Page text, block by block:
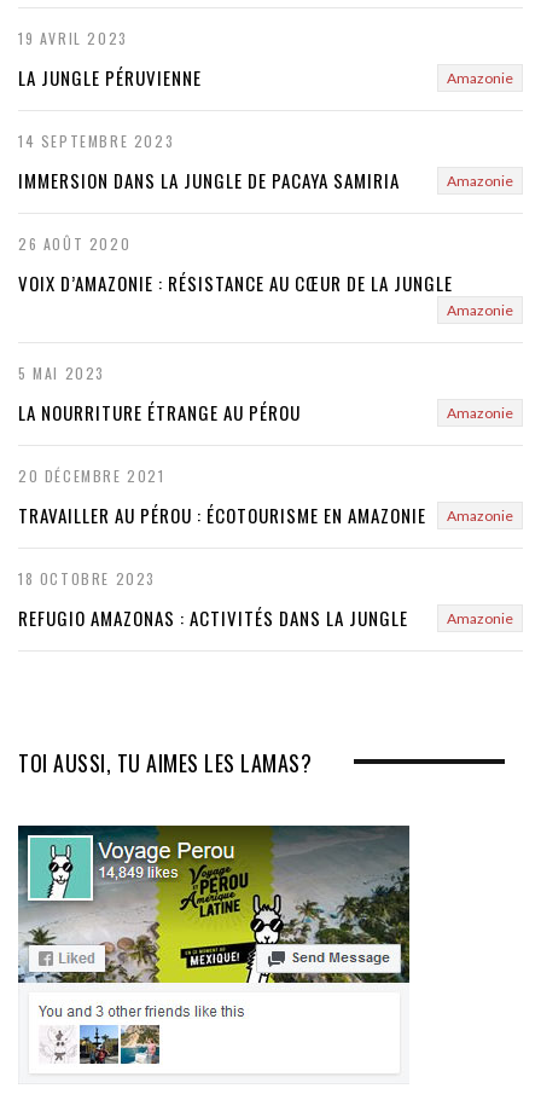
19 AVRIL 2023
LA JUNGLE PÉRUVIENNE Amazonie
14 SEPTEMBRE 2023
IMMERSION DANS LA JUNGLE DE PACAYA SAMIRIA Amazonie
26 AOÛT 2020
VOIX D’AMAZONIE : RÉSISTANCE AU CŒUR DE LA JUNGLE
Amazonie
5 MAI 2023
LA NOURRITURE ÉTRANGE AU PÉROU Amazonie
20 DÉCEMBRE 2021
TRAVAILLER AU PÉROU : ÉCOTOURISME EN AMAZONIE Amazonie
18 OCTOBRE 2023
REFUGIO AMAZONAS : ACTIVITÉS DANS LA JUNGLE Amazonie
TOI AUSSI, TU AIMES LES LAMAS?